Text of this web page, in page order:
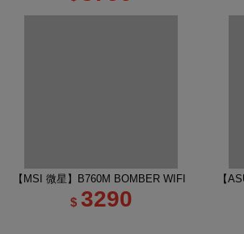
主機板
【MSI 微星】B760M BOMBER WIFI DDR5
$ 3290
【